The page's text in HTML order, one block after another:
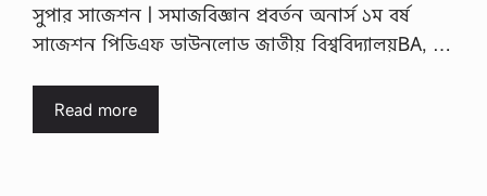
সুপার সাজেশন | সমাজবিজ্ঞান প্রবর্তন অনার্স ১ম বর্ষ
সাজেশন পিডিএফ ডাউনলোড জাতীয় বিশ্ববিদ্যালয়BA, …
Read more